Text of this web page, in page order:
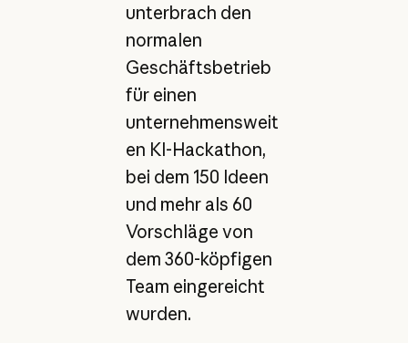
unterbrach den
normalen
Geschäftsbetrieb
für einen
unternehmensweit
en KI-Hackathon,
bei dem 150 Ideen
und mehr als 60
Vorschläge von
dem 360-köpfigen
Team eingereicht
wurden.